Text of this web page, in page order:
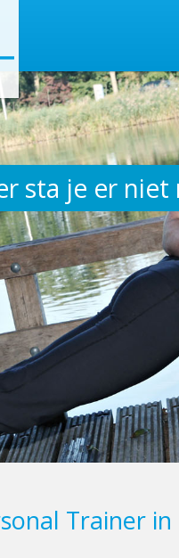
sta je er niet
Trainer